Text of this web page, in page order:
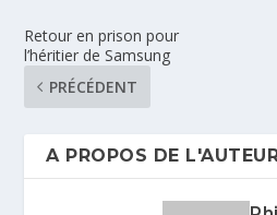
Retour en prison pour
l’héritier de Samsung
PRÉCÉDENT
A PROPOS DE